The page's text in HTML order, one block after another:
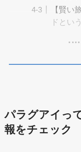
【賢い
ドとい
パラグアイっ
報をチェック